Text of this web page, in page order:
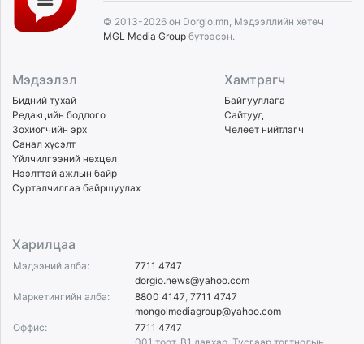
© 2013-2026 он Dorgio.mn, Мэдээллийн хөтөч
MGL Media Group бүтээсэн.
Мэдээлэл
Бидний тухай
Редакцийн бодлого
Зохиогчийн эрх
Санал хүсэлт
Үйлчилгээний нөхцөл
Нээлттэй ажлын байр
Сурталчилгаа байршуулах
Хамтрагч
Байгууллага
Сайтууд
Чөлөөт нийтлэгч
Харилцаа
Мэдээний алба:
7711 4747
dorgio.news@yahoo.com
Маркетингийн алба:
8800 4147 7711 4747
mongolmediagroup@yahoo.com
Оффис:
7711 4747